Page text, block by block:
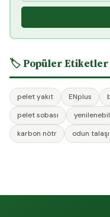
🏷️ Popüler Etiketler
pelet yakıt ENplus
pelet sobası
karbon nötr
odun talaşı